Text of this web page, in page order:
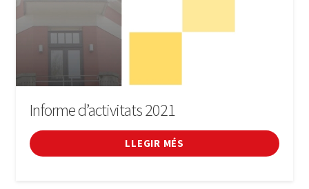
Informe d’activitats 2021
LLEGIR MÉS